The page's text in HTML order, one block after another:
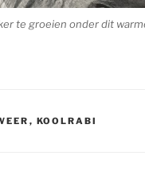
te groeien onder dit
, KOOLRABI